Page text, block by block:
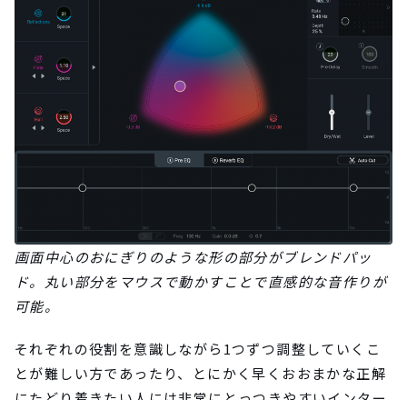
画面中心のおにぎりのような形の部分がブレンドパッ
ド。丸い部分をマウスで動かすことで直感的な音作りが
可能。
それぞれの役割を意識しながら1つずつ調整していくこ
とが難しい方であったり、とにかく早くおおまかな正解